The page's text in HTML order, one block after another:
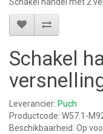
Schakel
Leverancier: Puch
Productcode: W57.1-
Beschikbaarheid: Op